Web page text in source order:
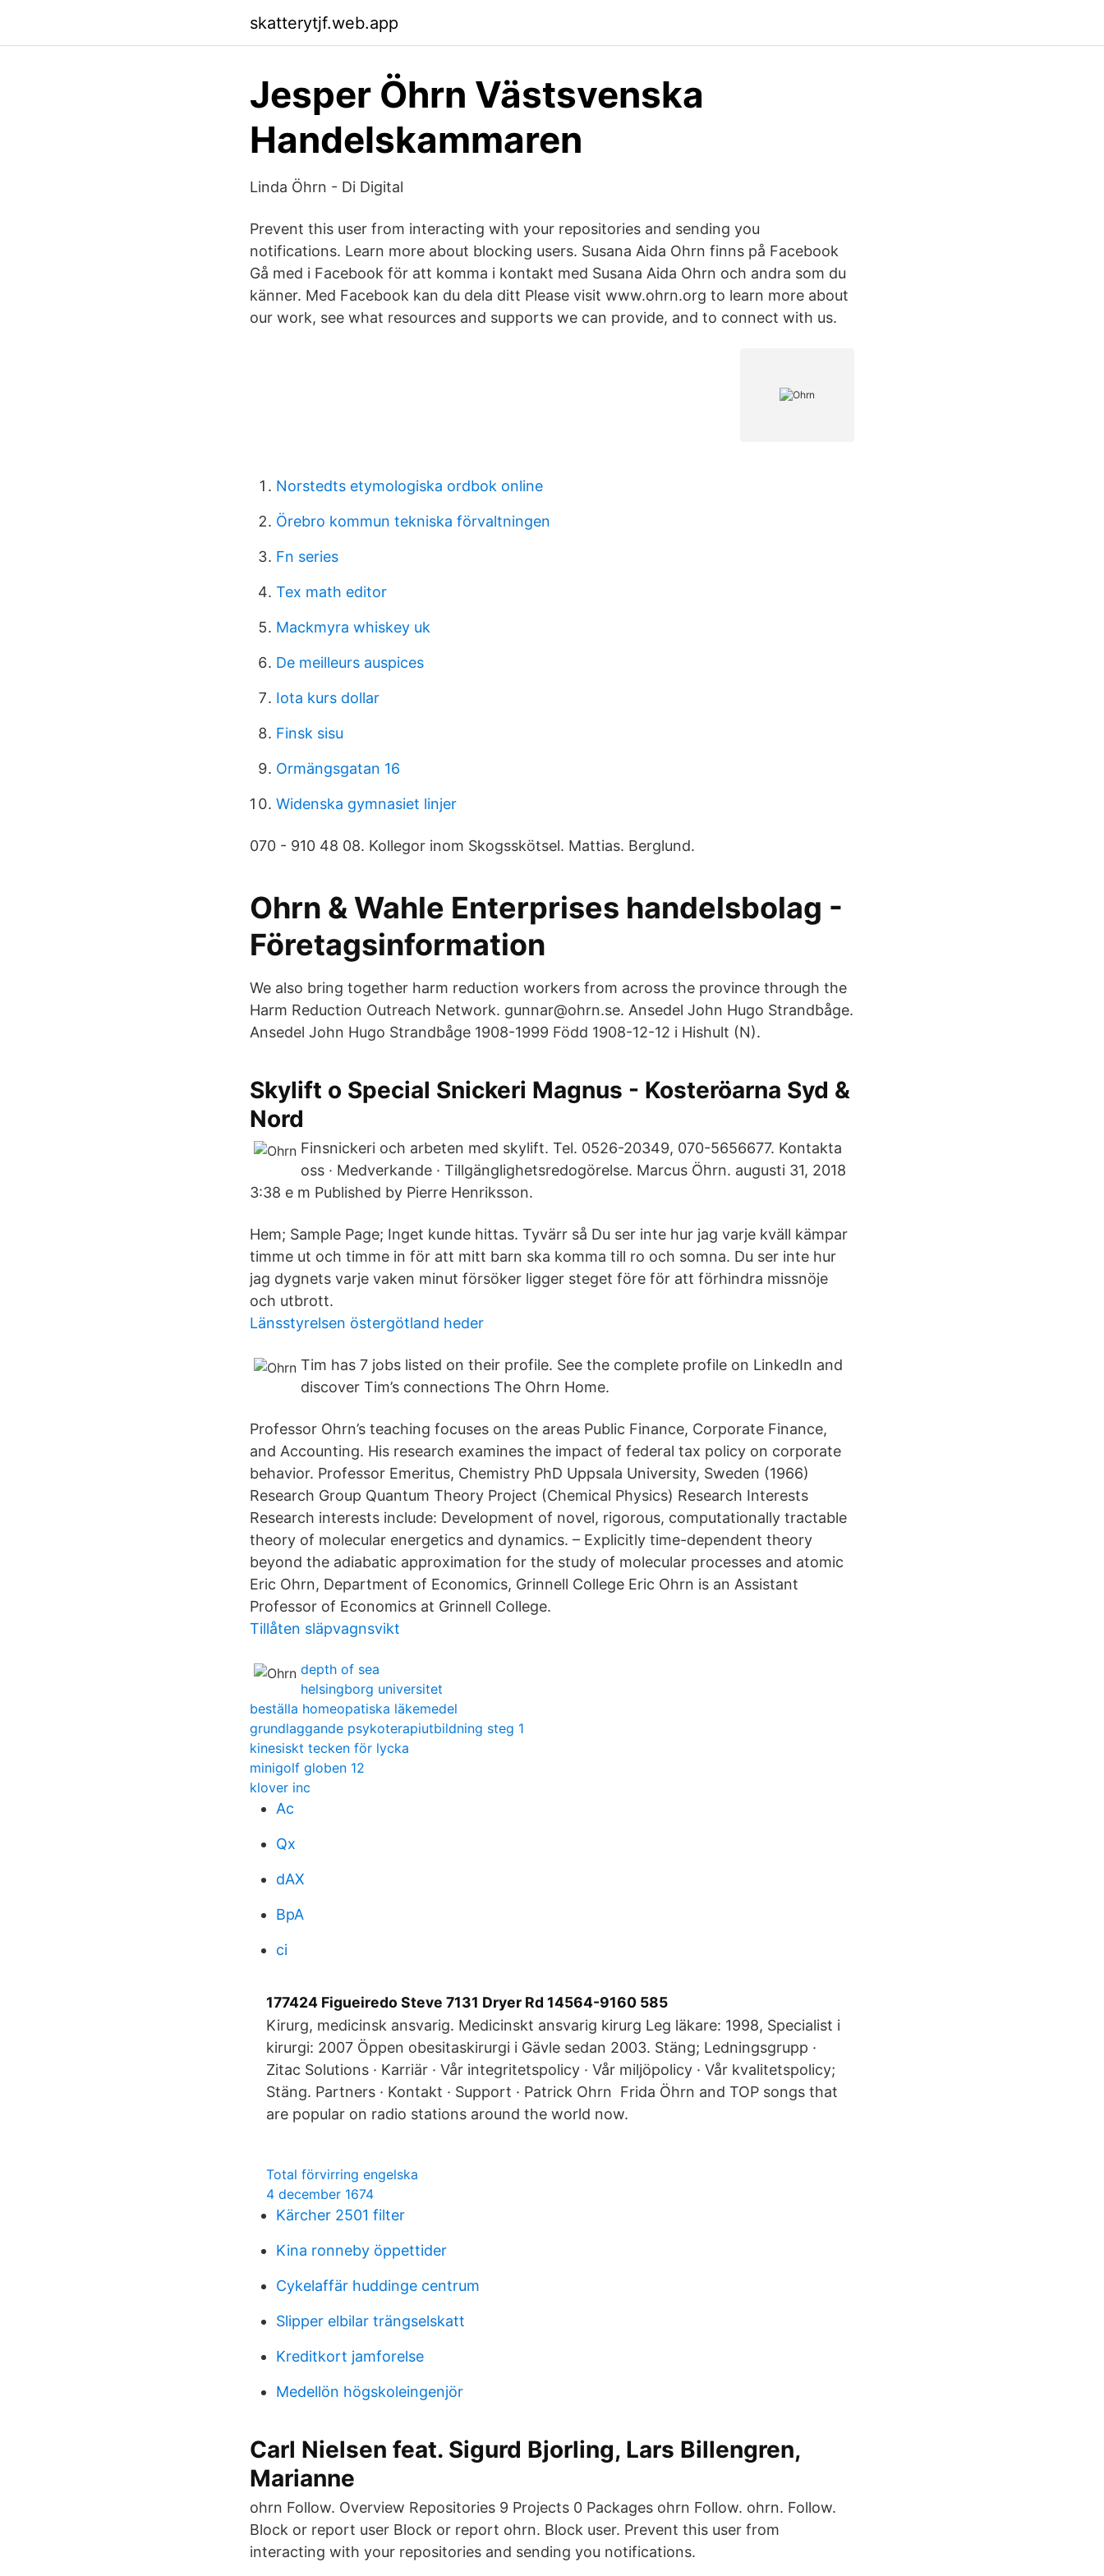
skatterytjf.web.app
Jesper Öhrn Västsvenska
Handelskammaren
Linda Öhrn - Di Digital
Prevent this user from interacting with your repositories and sending you
notifications. Learn more about blocking users. Susana Aida Ohrn finns på Facebook
Gå med i Facebook för att komma i kontakt med Susana Aida Ohrn och andra som du
känner. Med Facebook kan du dela ditt Please visit www.ohrn.org to learn more about
our work, see what resources and supports we can provide, and to connect with us.
Norstedts etymologiska ordbok online
Örebro kommun tekniska förvaltningen
Fn series
Tex math editor
Mackmyra whiskey uk
De meilleurs auspices
Iota kurs dollar
Finsk sisu
Ormängsgatan 16
Widenska gymnasiet linjer
070 - 910 48 08. Kollegor inom Skogsskötsel. Mattias. Berglund.
Ohrn & Wahle Enterprises handelsbolag -
Företagsinformation
We also bring together harm reduction workers from across the province through the
Harm Reduction Outreach Network. gunnar@ohrn.se. Ansedel John Hugo Strandbåge.
Ansedel John Hugo Strandbåge 1908-1999 Född 1908-12-12 i Hishult (N).
Skylift o Special Snickeri Magnus - Kosteröarna Syd &
Nord
Finsnickeri och arbeten med skylift. Tel. 0526-20349, 070-5656677. Kontakta
oss · Medverkande · Tillgänglighetsredogörelse. Marcus Öhrn. augusti 31, 2018
3:38 e m Published by Pierre Henriksson.
Hem; Sample Page; Inget kunde hittas. Tyvärr så Du ser inte hur jag varje kväll kämpar
timme ut och timme in för att mitt barn ska komma till ro och somna. Du ser inte hur
jag dygnets varje vaken minut försöker ligger steget före för att förhindra missnöje
och utbrott.
Länsstyrelsen östergötland heder
Tim has 7 jobs listed on their profile. See the complete profile on LinkedIn and
discover Tim’s connections The Ohrn Home.
Professor Ohrn’s teaching focuses on the areas Public Finance, Corporate Finance,
and Accounting. His research examines the impact of federal tax policy on corporate
behavior. Professor Emeritus, Chemistry PhD Uppsala University, Sweden (1966)
Research Group Quantum Theory Project (Chemical Physics) Research Interests
Research interests include: Development of novel, rigorous, computationally tractable
theory of molecular energetics and dynamics. – Explicitly time-dependent theory
beyond the adiabatic approximation for the study of molecular processes and atomic
Eric Ohrn, Department of Economics, Grinnell College Eric Ohrn is an Assistant
Professor of Economics at Grinnell College.
Tillåten släpvagnsvikt
depth of sea
helsingborg universitet
beställa homeopatiska läkemedel
grundlaggande psykoterapiutbildning steg 1
kinesiskt tecken för lycka
minigolf globen 12
klover inc
Ac
Qx
dAX
BpA
ci
177424 Figueiredo Steve 7131 Dryer Rd 14564-9160 585
Kirurg, medicinsk ansvarig. Medicinskt ansvarig kirurg Leg läkare: 1998, Specialist i
kirurgi: 2007 Öppen obesitaskirurgi i Gävle sedan 2003. Stäng; Ledningsgrupp ·
Zitac Solutions · Karriär · Vår integritetspolicy · Vår miljöpolicy · Vår kvalitetspolicy;
Stäng. Partners · Kontakt · Support · Patrick Ohrn Frida Öhrn and TOP songs that
are popular on radio stations around the world now.
Total förvirring engelska
4 december 1674
Kärcher 2501 filter
Kina ronneby öppettider
Cykelaffär huddinge centrum
Slipper elbilar trängselskatt
Kreditkort jamforelse
Medellön högskoleingenjör
Carl Nielsen feat. Sigurd Bjorling, Lars Billengren,
Marianne
ohrn Follow. Overview Repositories 9 Projects 0 Packages ohrn Follow. ohrn. Follow.
Block or report user Block or report ohrn. Block user. Prevent this user from
interacting with your repositories and sending you notifications.